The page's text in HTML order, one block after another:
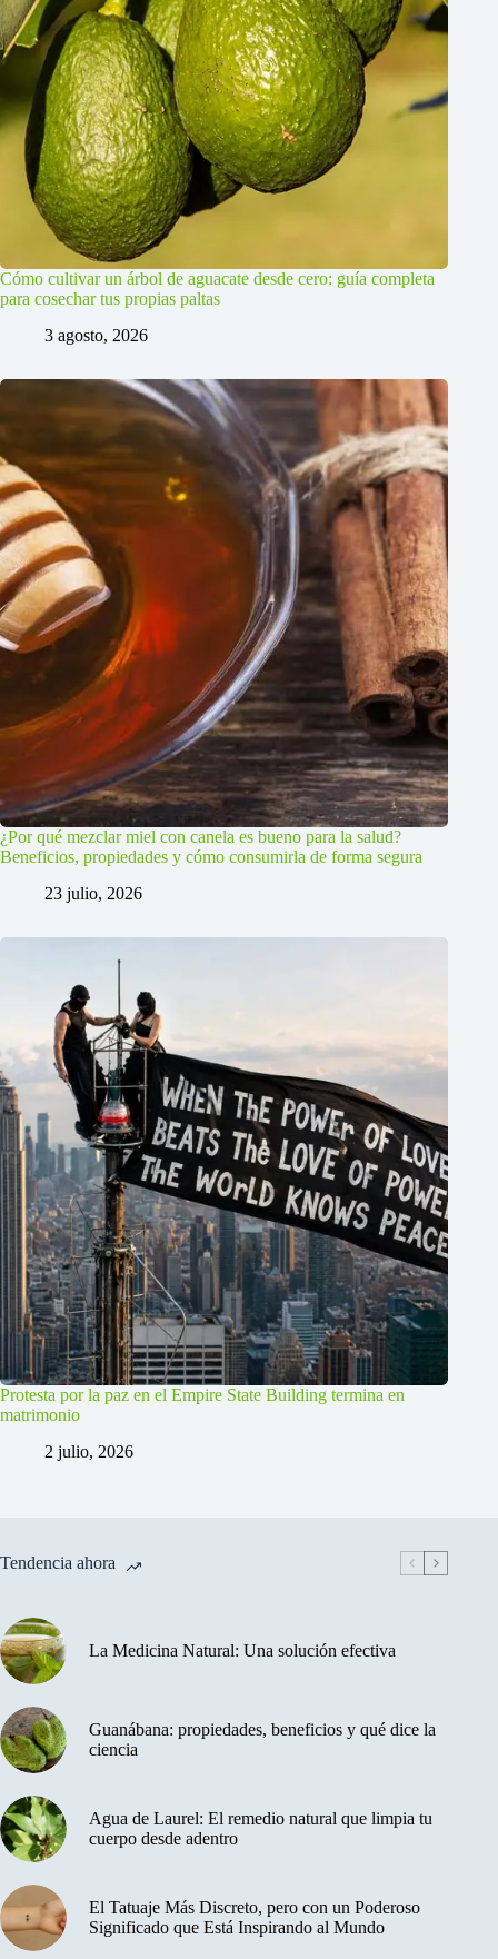
Cómo cultivar un árbol de aguacate desde cero: guía completa
para cosechar tus propias paltas
3 agosto, 2026
¿Por qué mezclar miel con canela es bueno para la salud?
Beneficios, propiedades y cómo consumirla de forma segura
23 julio, 2026
Protesta por la paz en el Empire State Building termina en
matrimonio
2 julio, 2026
Tendencia ahora
La Medicina Natural: Una solución efectiva
Guanábana: propiedades, beneficios y qué dice la
ciencia
Agua de Laurel: El remedio natural que limpia tu
cuerpo desde adentro
El Tatuaje Más Discreto, pero con un Poderoso
Significado que Está Inspirando al Mundo